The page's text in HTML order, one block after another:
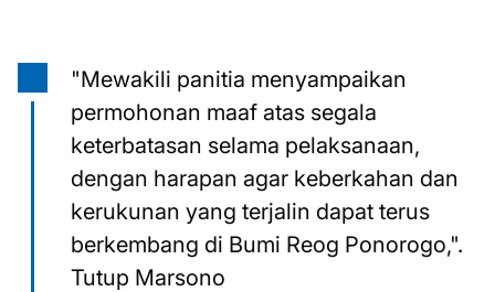
"Mewakili panitia menyampaikan
permohonan maaf atas segala
keterbatasan selama pelaksanaan,
dengan harapan agar keberkahan dan
kerukunan yang terjalin dapat terus
berkembang di Bumi Reog Ponorogo,".
Tutup Marsono